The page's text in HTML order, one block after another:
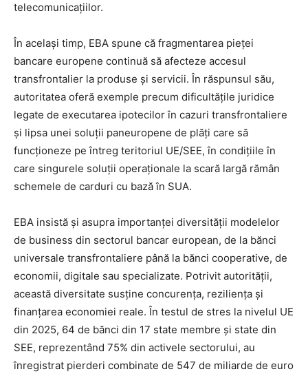
telecomunicațiilor.
În același timp, EBA spune că fragmentarea pieței
bancare europene continuă să afecteze accesul
transfrontalier la produse și servicii. În răspunsul său,
autoritatea oferă exemple precum dificultățile juridice
legate de executarea ipotecilor în cazuri transfrontaliere
și lipsa unei soluții paneuropene de plăți care să
funcționeze pe întreg teritoriul UE/SEE, în condițiile în
care singurele soluții operaționale la scară largă rămân
schemele de carduri cu bază în SUA.
EBA insistă și asupra importanței diversității modelelor
de business din sectorul bancar european, de la bănci
universale transfrontaliere până la bănci cooperative, de
economii, digitale sau specializate. Potrivit autorității,
această diversitate susține concurența, reziliența și
finanțarea economiei reale. În testul de stres la nivelul UE
din 2025, 64 de bănci din 17 state membre și state din
SEE, reprezentând 75% din activele sectorului, au
înregistrat pierderi combinate de 547 de miliarde de euro